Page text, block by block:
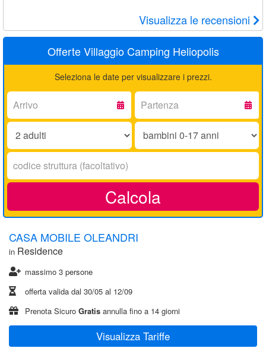
Visualizza le recensioni
Offerte Villaggio Camping Heliopolis
Seleziona le date per visualizzare i prezzi.
Arrivo:
Partenza:
Adulti:
Bambini
17
Codice
struttura:
Calcola
CASA MOBILE OLEANDRI
in Residence
massimo 3 persone
offerta valida dal 30/05 al 12/09
Prenota Sicuro Gratis annulla fino a 14 giorni
Visualizza Tariffe